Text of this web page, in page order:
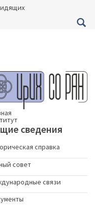
сведения
справка
совет
связи